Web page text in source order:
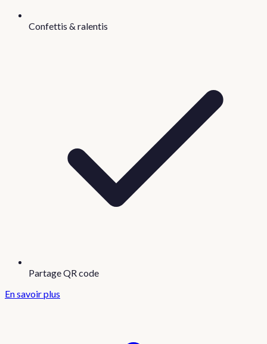
Confettis & ralentis
Partage QR code
En savoir plus